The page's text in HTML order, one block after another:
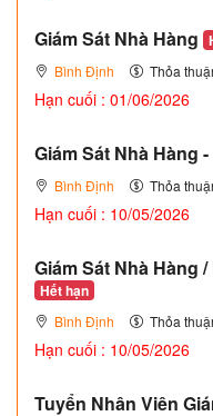
Giám Sát Nhà Hàng
Bình Định Thỏa
Hạn cuối : 01/06/2026
Giám Sát Nhà Hàng
Bình Định Thỏa
Hạn cuối : 10/05/2026
Giám Sát Nhà Hàng
Hết hạn
Bình Định Thỏa
Hạn cuối : 10/05/2026
Tuyển Nhân Viên